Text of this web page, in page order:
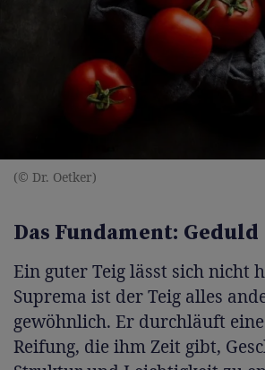
(© Dr. Oetker)
Das Fundament: Geduld
Ein guter Teig lässt sich nicht
Suprema ist der Teig alles
gewöhnlich. Er durchläuft
Reifung, die ihm Zeit gibt,